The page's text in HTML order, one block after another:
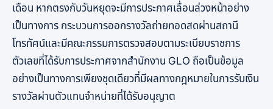
เดือน หากตรงกับวันหยุดจะมีการประกาศเลื่อนล่วงหน้าอย่าง
เป็นทางการ กระบวนการออกรางวัลถ่ายทอดสดผ่านสถานี
โทรทัศน์และมีคณะกรรมการตรวจสอบตามระเบียบราชการ
ตัวเลขที่ได้รับการประกาศจากสำนักงาน GLO ถือเป็นข้อมูล
อย่างเป็นทางการเพียงชุดเดียวที่มีผลทางกฎหมายในการรับเงิน
รางวัลผ่านตัวแทนจำหน่ายที่ได้รับอนุญาต